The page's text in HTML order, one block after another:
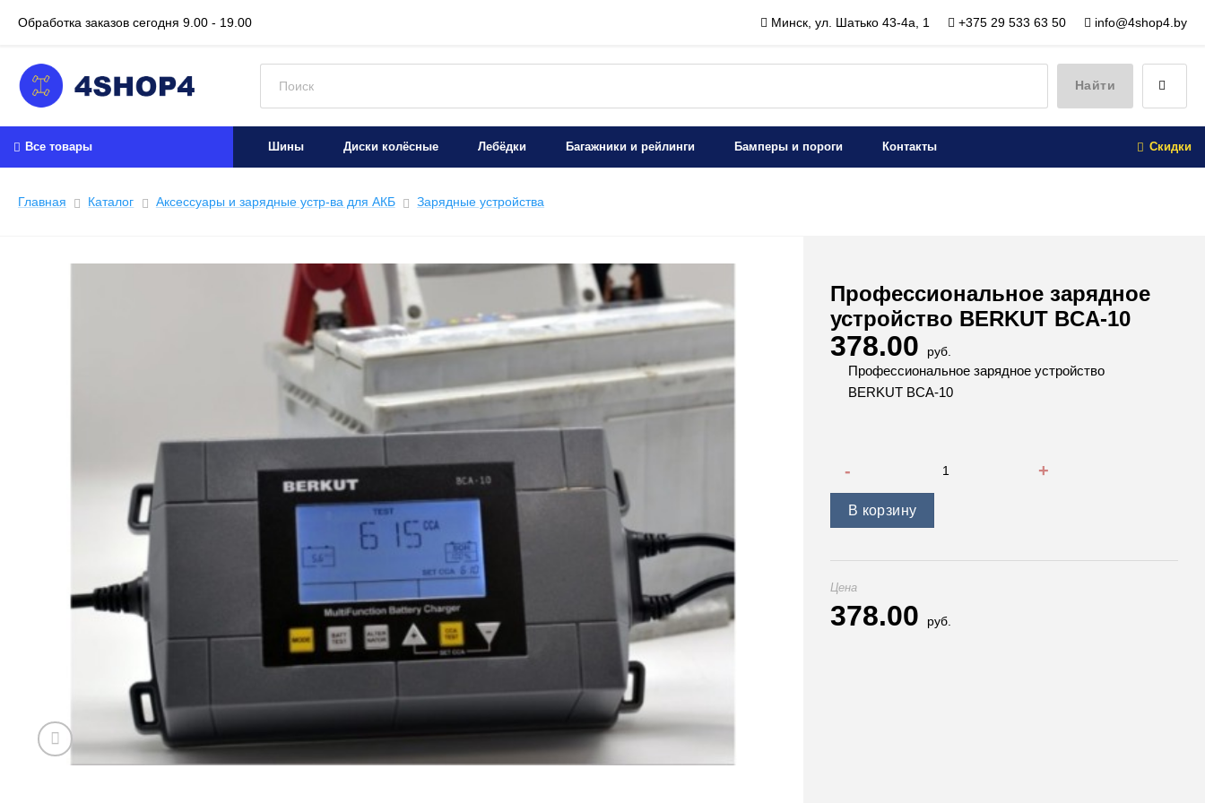
Обработка заказов сегодня 9.00 - 19.00 Минск, ул. Шатько 43-4а, 1 +375 29 533 63 50 info@4shop4.by
Найти
Все товары Шины Диски колёсные Лебёдки Багажники и рейлинги Бамперы и пороги Контакты Скидки
Главная Каталог Аксессуары и зарядные устр-ва для АКБ Зарядные устройства
Профессиональное зарядное
устройство BERKUT BCA-10
378.00 руб.
Профессиональное зарядное устройство
BERKUT BCA-10
В корзину
Цена
378.00 руб.